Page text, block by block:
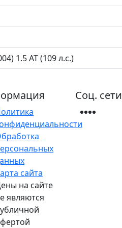
1.5 AT (109 л.с.)
сайта
на сайте
являются
Соц. сети